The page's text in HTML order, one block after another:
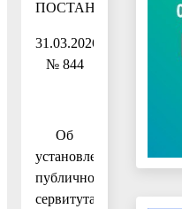
ПОСТАНОВЛЕНИЕ
31.03.2026
№ 844
Об
установлении
публичного
сервитута